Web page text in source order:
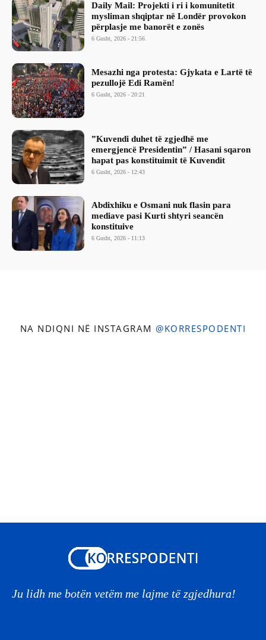
Daily Mail: Projekti i ri i komunitetit
mysliman shqiptar në Londër provokon
përplasje me banorët e zonës
6 Gusht, 2026 - 21:56
Mesazhi nga protesta: Gjykata e Lartë të
pezullojë Edi Ramën!
6 Gusht, 2026 - 20:21
​”Kuvendi duhet të zgjedhë me
emergjencë Presidentin” / Hasani sqaron
hapat pas konstituimit të Kuvendit
6 Gusht, 2026 - 12:43
Abdixhiku e Osmani nuk flasin para
mediave pasi Kurti shtyri seancën
konstituive
6 Gusht, 2026 - 11:13
NA NDIQNI NË INSTAGRAM @KORRESPODENTI
Ju lidh me botën vetëm me lajme të zgjedhura!